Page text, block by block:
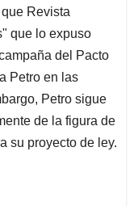
Revista
que lo expuso
del Pacto
Petro en las
Petro sigue
de la figura de
su proyecto de ley.